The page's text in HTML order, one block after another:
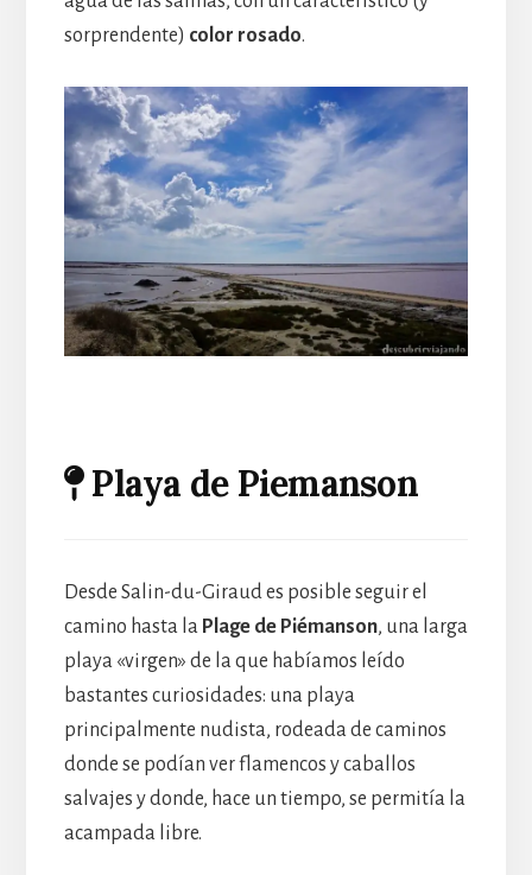
sorprendente) color rosado.
Playa de Piemanson
Desde Salin-du-Giraud es posible seguir el
camino hasta la Plage de Piémanson, una larga
playa «virgen» de la que habíamos leído
bastantes curiosidades: una playa
principalmente nudista, rodeada de caminos
donde se podían ver flamencos y caballos
salvajes y donde, hace un tiempo, se permitía la
acampada libre.